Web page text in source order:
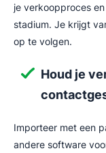
je verkoopproces
stadium. Je krijgt
op te volgen.
Houd je
Importeer met een
andere software